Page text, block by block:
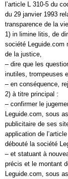
l’article L 310-5 du
du 29 janvier 1993
transparence de la
1) in limine litis, de
société Leguide.com
de la justice,
– dire que les
inutiles, trompeuses
– en conséquence,
2) à titre principal :
– confirmer le
Leguide.com, sous
publicitaire de ses
application de
débouté la société
– et statuant à
précis et le montant
Leguide.com, sous